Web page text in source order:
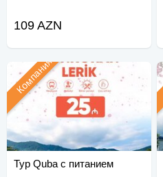
109 AZN
Тур Quba с питанием
Компания